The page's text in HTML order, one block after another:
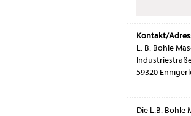
Kontakt/
L. B. Bohle
59320
Die L.B.